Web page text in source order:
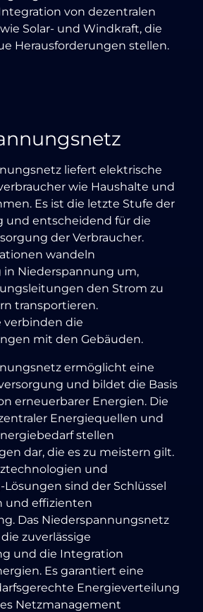
von dezentralen
Solar- und Windkraft, die
Herausforderungen stellen.
liefert elektrische
wie Haushalte und
Es ist die letzte Stufe der
und entscheidend für die
der Verbraucher.
wandeln
Niederspannung um,
den Strom zu
transportieren.
verbinden die
mit den Gebäuden.
ermöglicht eine
und bildet die Basis
erneuerbarer Energien. Die
Energiequellen und
stellen
dar, die es zu meistern gilt.
und
sind der Schlüssel
und effizienten
Das Niederspannungsnetz
zuverlässige
und die Integration
Es garantiert eine
Energieverteilung
Netzmanagement